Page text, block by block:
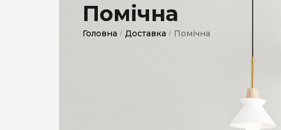
Без фільтра
Смакові (капсула)
Помічна
Головна / Доставка / Помічна